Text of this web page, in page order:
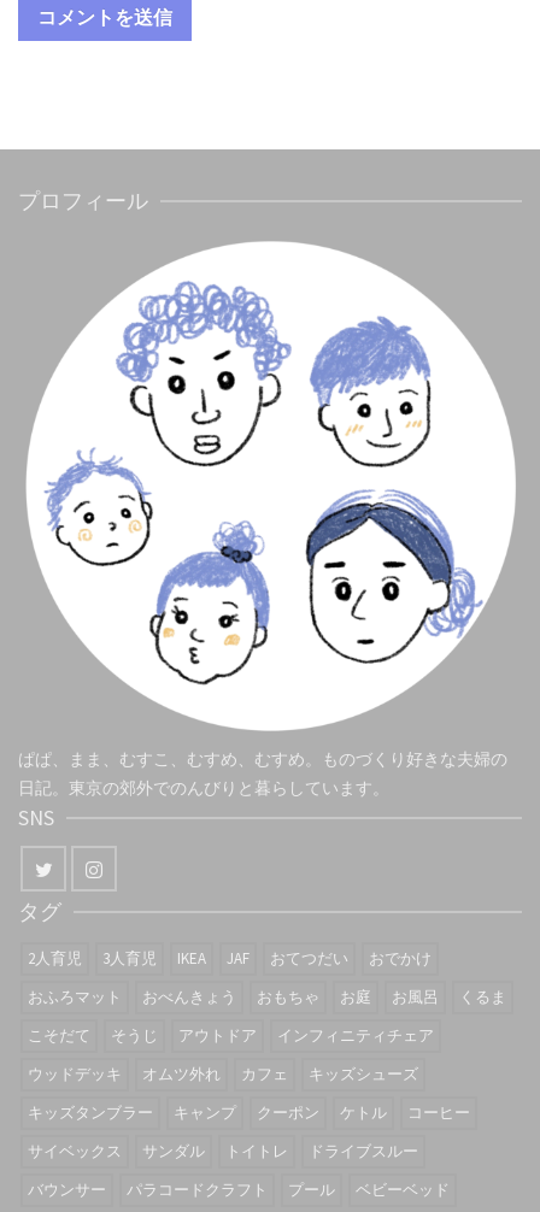
プロフィール
ぱぱ、まま、むすこ、むすめ、むすめ。ものづくり好きな夫婦の
日記。東京の郊外でのんびりと暮らしています。
SNS
タグ
2人育児 3人育児 IKEA JAF おてつだい
おでかけ
おふろマット
おべんきょう おもちゃ お庭 お風呂
くるま
こそだて
そうじ アウトドア
インフィニティチェア
ウッドデッキ
オムツ外れ カフェ
キッズシューズ
キッズタンブラー
キャンプ クーポン ケトル
コーヒー
サイベックス
サンダル トイトレ
ドライブスルー
バウンサー
パラコードクラフト プール ベビーベッド